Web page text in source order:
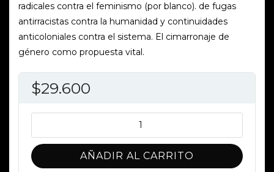
radicales contra el feminismo (por blanco). de fugas
antirracistas contra la humanidad y continuidades
anticoloniales contra el sistema. El cimarronaje de
género como propuesta vital.
$29.600
de
genero
cantidad
AÑADIR AL CARRITO